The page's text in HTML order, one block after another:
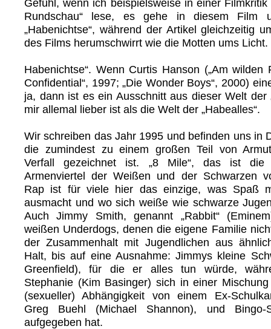
Gefühl, wenn ich beispielsweise in einer Filmkritik
Rundschau“ lese, es gehe in diesem Film
„Habenichtse“, während der Artikel gleichzeitig
des Films herumschwirrt wie die Motten ums Licht.
Habenichtse“. Wenn Curtis Hanson („Am wilden
Confidential“, 1997; „Die Wonder Boys“, 2000)
ja, dann ist es ein Ausschnitt aus dieser Welt der
mir allemal lieber ist als die Welt der „Habealles“.
Wir schreiben das Jahr 1995 und befinden uns in
die zumindest zu einem großen Teil von
Verfall gezeichnet ist. „8 Mile“, das ist
Armenviertel der Weißen und der Schwarzen
Rap ist für viele hier das einzige, was Spaß
ausmacht und wo sich weiße wie schwarze
Auch Jimmy Smith, genannt „Rabbit“
weißen Underdogs, denen die eigene Familie
der Zusammenhalt mit Jugendlichen aus
Halt, bis auf eine Ausnahme: Jimmys kleine
Greenfield), für die er alles tun würde,
Stephanie (Kim Basinger) sich in einer
(sexueller) Abhängigkeit von einem Ex-
Greg Buehl (Michael Shannon), und Bingo-
aufgegeben hat.